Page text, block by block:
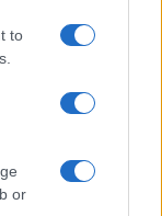
to
or
de